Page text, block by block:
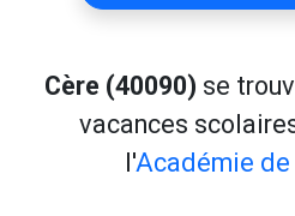
Cère (40090) se
vacances
l'Académie de